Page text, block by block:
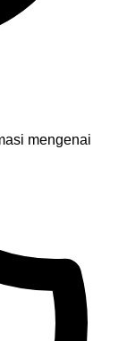
mengenai